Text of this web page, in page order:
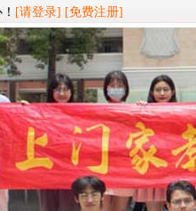
[请登录] [免费注册]